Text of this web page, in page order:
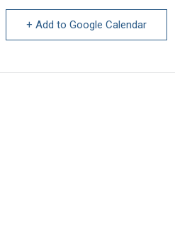
+ Add to Google Calendar